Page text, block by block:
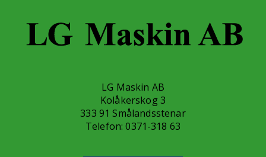
LG Maskin AB
Kolåkerskog 3
333 91 Smålandsstenar
Telefon:0371-318 63